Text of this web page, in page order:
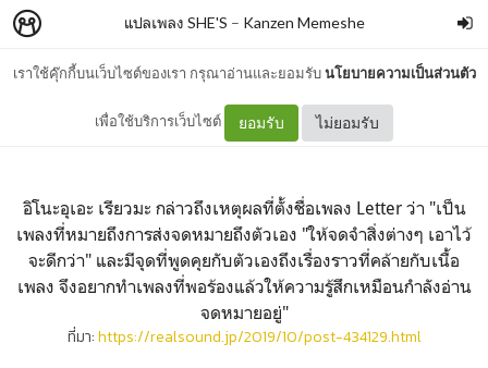
เราใช้คุ๊กกี้บนเว็บไซต์ของเรา กรุณาอ่านและยอมรับนโยบายความเป็นส่วนตัว
เพื่อใช้บริการเว็บไซต์ ยอมรับ ไม่ยอมรับ
แปลเพลง SHE'S – Kanzen Memeshe
แปลเพลง Letter ของ SHE'S
อิโนะอุเอะ เรียวมะ กล่าวถึงเหตุผลที่ตั้งชื่อเพลง Letter ว่า "เป็น
เพลงที่หมายถึงการส่งจดหมายถึงตัวเอง "ให้จดจำสิ่งต่างๆ เอาไว้
จะดีกว่า" และมีจุดที่พูดคุยกับตัวเองถึงเรื่องราวที่คล้ายกับเนื้อ
เพลง จึงอยากทำเพลงที่พอร้องแล้วให้ความรู้สึกเหมือนกำลังอ่าน
จดหมายอยู่"
ที่มา:https://realsound.jp/2019/10/post-434129.html